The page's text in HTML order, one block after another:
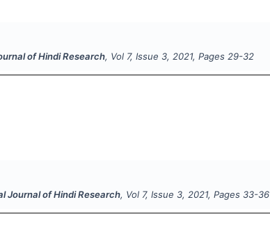
of Hindi Research, Vol 7, Issue 3,2021, Pages 29-32
Journal of Hindi Research, Vol 7, Issue 3,2021, Pages 33-36